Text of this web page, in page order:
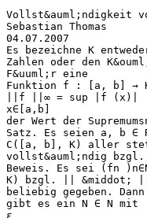
Vollst&auml;ndigkeit
Sebastian Thomas
04.07.2007
Es bezeichne K
Zahlen oder den
F&uuml;r eine
Funktion f : [a, b] →
||f ||∞ = sup |f (x)|
x∈[a,b]
der Wert der
Satz. Es seien a, b ∈
C([a, b], K) aller
vollst&auml;ndig bzgl.
Beweis. Es sei (fn
K) bzgl. || &middot;
beliebig gegeben. Dann
gibt es ein N ∈ N mit
ε